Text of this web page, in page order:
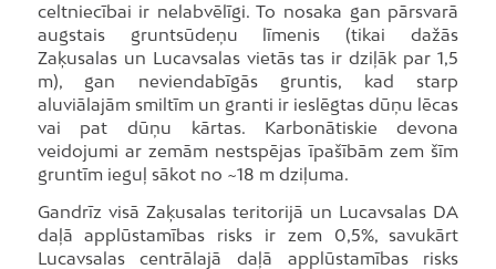
celtniecībai ir nelabvēlīgi. To nosaka gan pārsvarā
augstais gruntsūdeņu līmenis (tikai dažās
Zaķusalas un Lucavsalas vietās tas ir dziļāk par 1,5
m), gan neviendabīgās gruntis, kad starp
aluviālajām smiltīm un granti ir ieslēgtas dūņu lēcas
vai pat dūņu kārtas. Karbonātiskie devona
veidojumi ar zemām nestspējas īpašībām zem šīm
gruntīm ieguļ sākot no ~18 m dziļuma.
Gandrīz visā Zaķusalas teritorijā un Lucavsalas DA
daļā applūstamības risks ir zem 0,5%, savukārt
Lucavsalas centrālajā daļā applūstamības risks